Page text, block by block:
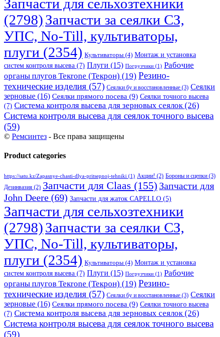
Запчасти для сельхозтехники
(2798)Запчасти за сеялки СЗ,
УПС, No-Till, культиваторы,
плуги (2354) Культиваторы (4) Монтаж и установка
систем контроля высева (7) Плуги (15) Погрузчики (1) Рабочие
органы плугов Текrоne (Текрон) (19) Резино-
технические изделия (57) Сеялки бу и восстановленные (3) Сеялки
зерновые (16) Сеялки прямого посева (9) Сеялки точного высева
(7) Система контроля высева для зерновых сеялок(26)
Система контроля высева для сеялок точного высева
(59)
© Ремсинтез - Все права защищены
Product categories
https://satu.kz/Zapasnye-chasti-dlya-pritsepnoj-tehniki (1) Акции! (2) Бороны и сцепки (3)
Дезинвазия (2) Запчасти для Claas (155) Запчасти для
John Deere (69) Запчасти для жаток CAPELLO (5)
Запчасти для сельхозтехники
(2798)Запчасти за сеялки СЗ,
УПС, No-Till, культиваторы,
плуги (2354) Культиваторы (4) Монтаж и установка
систем контроля высева (7) Плуги (15) Погрузчики (1) Рабочие
органы плугов Текrоne (Текрон) (19) Резино-
технические изделия (57) Сеялки бу и восстановленные (3) Сеялки
зерновые (16) Сеялки прямого посева (9) Сеялки точного высева
(7) Система контроля высева для зерновых сеялок (26)
Система контроля высева для сеялок точного высева
(59)